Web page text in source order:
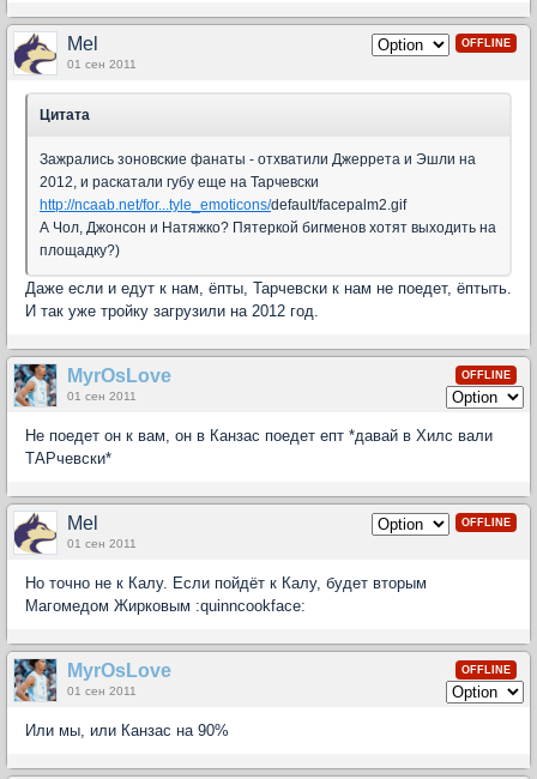
OFFLINE
Mel
01 сен 2011
Цитата
Зажрались зоновские фанаты - отхватили Джеррета и Эшли на
2012, и раскатали губу еще на Тарчевски
http://ncaab.net/for...tyle_emoticons/default/facepalm2.gif
А Чол, Джонсон и Натяжко? Пятеркой бигменов хотят выходить на
площадку?)
Даже если и едут к нам, ёпты, Тарчевски к нам не поедет, ёптыть.
И так уже тройку загрузили на 2012 год.
OFFLINE
MyrOsLove
01 сен 2011
Не поедет он к вам, он в Канзас поедет епт *давай в Хилс вали
ТАРчевски*
OFFLINE
Mel
01 сен 2011
Но точно не к Калу. Если пойдёт к Калу, будет вторым
Магомедом Жирковым :quinncookface:
OFFLINE
MyrOsLove
01 сен 2011
Или мы, или Канзас на 90%